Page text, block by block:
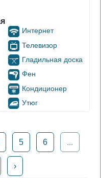
Интернет
Телевизор
Гладильная доска
Фен
Кондиционер
Утюг
5 6 ...
›